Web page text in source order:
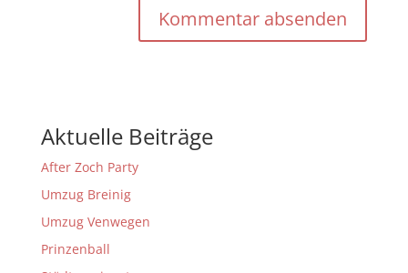
Aktuelle Beiträge
After Zoch Party
Umzug Breinig
Umzug Venwegen
Prinzenball